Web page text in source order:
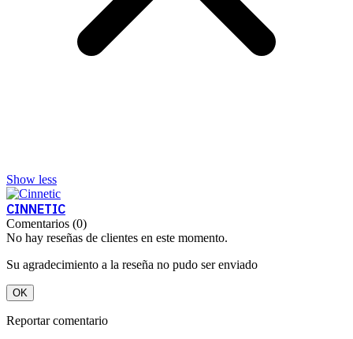
Show less
CINNETIC
Comentarios (0)
No hay reseñas de clientes en este momento.
Su agradecimiento a la reseña no pudo ser enviado
OK
Reportar comentario